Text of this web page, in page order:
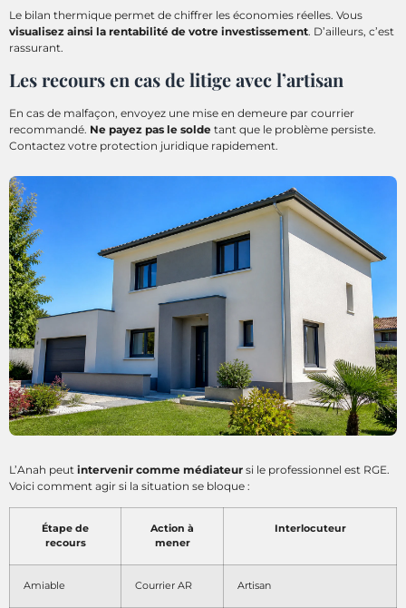
Le bilan thermique permet de chiffrer les économies réelles. Vous
visualisez ainsi la rentabilité de votre investissement. D’ailleurs, c’est
rassurant.
Les recours en cas de litige avec l’artisan
En cas de malfaçon, envoyez une mise en demeure par courrier
recommandé. Ne payez pas le solde tant que le problème persiste.
Contactez votre protection juridique rapidement.
L’Anah peut intervenir comme médiateur si le professionnel est RGE.
Voici comment agir si la situation se bloque :
Étape de
recours
Action à
mener
Interlocuteur
Amiable Courrier AR Artisan